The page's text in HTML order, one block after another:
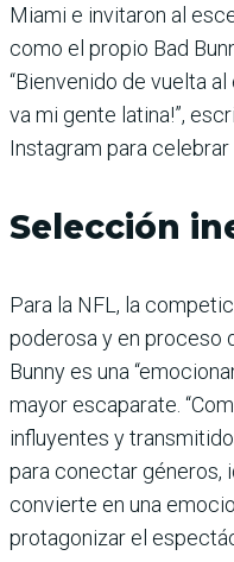
Miami e invitaron al
como el propio Bad
“Bienvenido de vuelta
va mi gente latina!”,
Instagram para
Selección
Para la NFL, la
poderosa y en proceso
Bunny es una
mayor escaparate.
influyentes y
para conectar géneros,
convierte en una
protagonizar el